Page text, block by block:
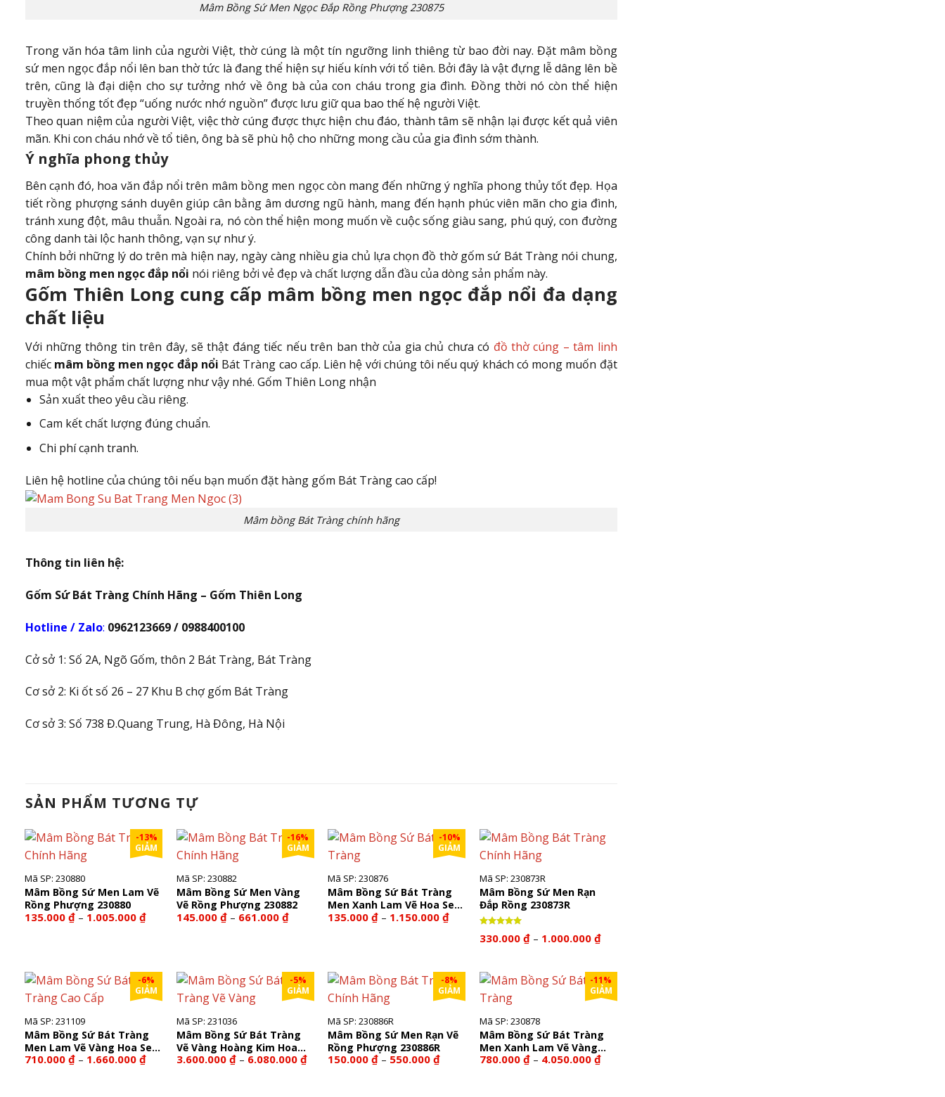
Mâm Bồng Sứ Men Ngọc Đắp Rồng Phượng 230875
Trong văn hóa tâm linh của người Việt, thờ cúng là một tín ngưỡng linh thiêng từ bao đời nay. Đặt mâm bồng
sứ men ngọc đắp nổi lên ban thờ tức là đang thể hiện sự hiếu kính với tổ tiên. Bởi đây là vật đựng lễ dâng lên bề
trên, cũng là đại diện cho sự tưởng nhớ về ông bà của con cháu trong gia đình. Đồng thời nó còn thể hiện
truyền thống tốt đẹp “uống nước nhớ nguồn” được lưu giữ qua bao thế hệ người Việt.
Theo quan niệm của người Việt, việc thờ cúng được thực hiện chu đáo, thành tâm sẽ nhận lại được kết quả viên
mãn. Khi con cháu nhớ về tổ tiên, ông bà sẽ phù hộ cho những mong cầu của gia đình sớm thành.
Ý nghĩa phong thủy
Bên cạnh đó, hoa văn đắp nổi trên mâm bồng men ngọc còn mang đến những ý nghĩa phong thủy tốt đẹp. Họa
tiết rồng phượng sánh duyên giúp cân bằng âm dương ngũ hành, mang đến hạnh phúc viên mãn cho gia đình,
tránh xung đột, mâu thuẫn. Ngoài ra, nó còn thể hiện mong muốn về cuộc sống giàu sang, phú quý, con đường
công danh tài lộc hanh thông, vạn sự như ý.
Chính bởi những lý do trên mà hiện nay, ngày càng nhiều gia chủ lựa chọn đồ thờ gốm sứ Bát Tràng nói chung,
mâm bồng men ngọc đắp nổi nói riêng bởi vẻ đẹp và chất lượng dẫn đầu của dòng sản phẩm này.
Gốm Thiên Long cung cấp mâm bồng men ngọc đắp nổi đa dạng
chất liệu
Với những thông tin trên đây, sẽ thật đáng tiếc nếu trên ban thờ của gia chủ chưa có đồ thờ cúng – tâm linh
chiếc mâm bồng men ngọc đắp nổi Bát Tràng cao cấp. Liên hệ với chúng tôi nếu quý khách có mong muốn đặt
mua một vật phẩm chất lượng như vậy nhé. Gốm Thiên Long nhận
Sản xuất theo yêu cầu riêng.
Cam kết chất lượng đúng chuẩn.
Chi phí cạnh tranh.
Liên hệ hotline của chúng tôi nếu bạn muốn đặt hàng gốm Bát Tràng cao cấp!
Mâm bồng Bát Tràng chính hãng
Thông tin liên hệ:
Gốm Sứ Bát Tràng Chính Hãng – Gốm Thiên Long
Hotline / Zalo: 0962123669 / 0988400100
Cở sở 1: Số 2A, Ngõ Gốm, thôn 2 Bát Tràng, Bát Tràng
Cơ sở 2: Ki ốt số 26 – 27 Khu B chợ gốm Bát Tràng
Cơ sở 3: Số 738 Đ.Quang Trung, Hà Đông, Hà Nội
SẢN PHẨM TƯƠNG TỰ
-13%
GIẢM
Mã SP: 230880
Mâm Bồng Sứ Men Lam Vẽ
Rồng Phượng 230880
135.000₫ – 1.005.000₫Khoảng
-16%
GIẢM
Mã SP: 230882
Mâm Bồng Sứ Men Vàng
Vẽ Rồng Phượng 230882
145.000 ₫ – 661.000 ₫Khoảng
giá:
-10%
GIẢM
Mã SP: 230876
Mâm Bồng Sứ Bát Tràng
Men Xanh Lam Vẽ Hoa Sen
230876
135.000₫ – 1.150.000₫Khoảng
135.000 ₫
Mã SP: 230873R
Mâm Bồng Sứ Men Rạn
Đắp Rồng 230873R
hạng5.00
330.000 ₫ – 1.000.000 ₫Khoảng
giá:
đến
1.000.000 ₫
-6%
GIẢM
Mã SP: 231109
Mâm Bồng Sứ Bát Tràng
Men Lam Vẽ Vàng Hoa Sen
231109
710.000₫ – 1.660.000₫Khoảng
-5%
GIẢM
Mã SP: 231036
Mâm Bồng Sứ Bát Tràng
Vẽ Vàng Hoàng Kim Hoa
Sen 231036
3.600.000 ₫ – 6.080.000 ₫Khoảng
-8%
GIẢM
Mã SP: 230886R
Mâm Bồng Sứ Men Rạn Vẽ
Rồng Phượng 230886R
150.000₫ – 550.000₫Khoảng
-11%
GIẢM
Mã SP: 230878
Mâm Bồng Sứ Bát Tràng
Men Xanh Lam Vẽ Vàng
Hoa Sen 230878
780.000 ₫ – 4.050.000 ₫Khoảng